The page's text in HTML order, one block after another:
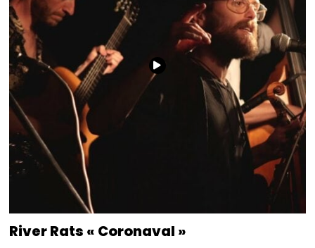
River Rats « Coronaval »